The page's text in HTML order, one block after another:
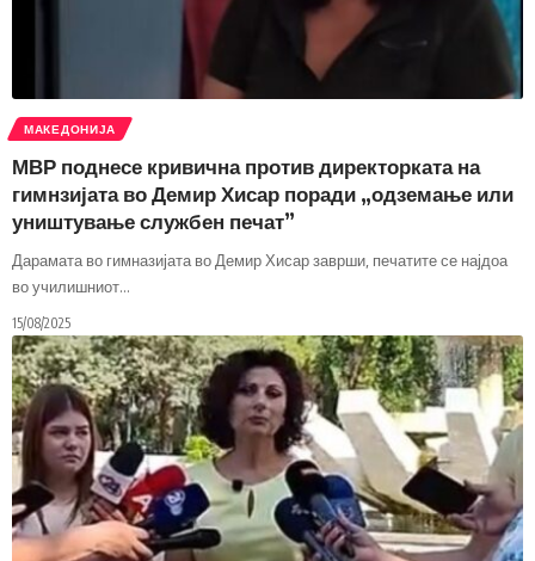
МАКЕДОНИЈА
МВР поднесе кривична против директорката на
гимнзијата во Демир Хисар поради „одземање или
уништување службен печат”
Дарамата во гимназијата во Демир Хисар заврши, печатите се најдоа
во училишниот…
15/08/2025